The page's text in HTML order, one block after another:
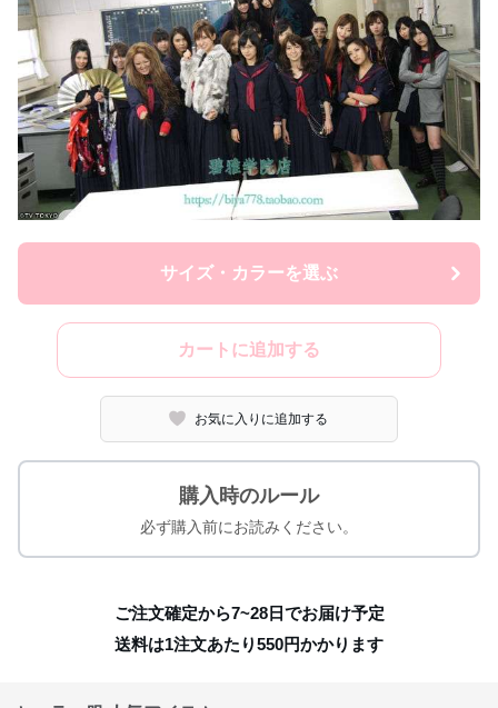
サイズ・カラーを選ぶ
カートに追加する
お気に入りに追加する
購入時のルール
必ず購入前にお読みください。
ご注文確定から7~28日でお届け予定
送料は1注文あたり550円かかります